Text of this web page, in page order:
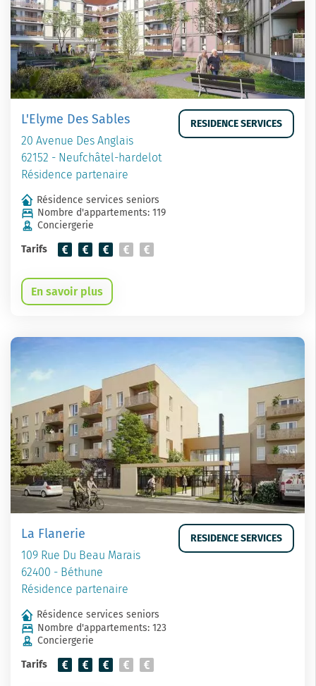
L'Elyme Des Sables
20 Avenue Des Anglais
62152 - Neufchâtel-hardelot
Résidence partenaire
RESIDENCE SERVICES
Résidence services seniors
Nombre d'appartements: 119
Conciergerie
Tarifs
En savoir plus
La Flanerie
109 Rue Du Beau Marais
62400 - Béthune
Résidence partenaire
RESIDENCE SERVICES
Résidence services seniors
Nombre d'appartements: 123
Conciergerie
Tarifs